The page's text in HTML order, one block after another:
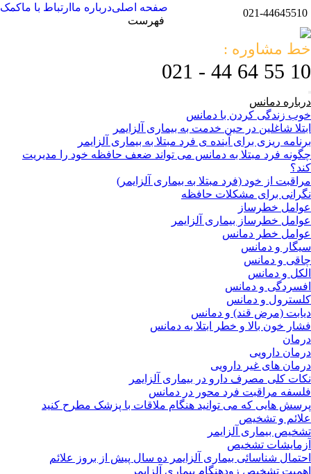
021-44645510
صفحه اصلیدرباره ما ارتباط با ماکمک
فهرست
خط مشاوره :
10 55 64 44 - 021
درباره دمانس
خوب زندگی کردن با دمانس
ابتلا شاغلین در حین خدمت به بیماری آلزایمر
برنامه ریزی برای آینده ی فرد مبتلا به بیماری آلزایمر
چگونه فرد مبتلا به دمانس می تواند ضعف حافظه خود را مدیریت
کند؟
مراقبت از خود (فرد مبتلا به بیماری آلزایمر)
نگرانی برای مشکلات حافظه
عوامل خطرساز
عوامل خطرساز بیماری آلزایمر
عوامل خطر دمانس
سیگار و دمانس
چاقی و دمانس
الکل و دمانس
افسردگی و دمانس
کلسترول و دمانس
دیابت (مرض قند) و دمانس
فشار خون بالا و خطر ابتلا به دمانس
درمان
درمان دارویی
درمان های غیر دارویی
نکات کلی مصرف دارو در بیماری آلزایمر
فلسفه مراقبت فرد محور در دمانس
پرسش هایی که می توانید هنگام ملاقات با پزشک مطرح کنید
علائم و تشخیص
تشخیص بیماری آلزایمر
آزمایشات تشخیص
احتمال شناسائی بیماری آلزایمر ده سال پیش از بروز علائم
اهمیت تشخیص زودهنگام بیماری آلزایمر